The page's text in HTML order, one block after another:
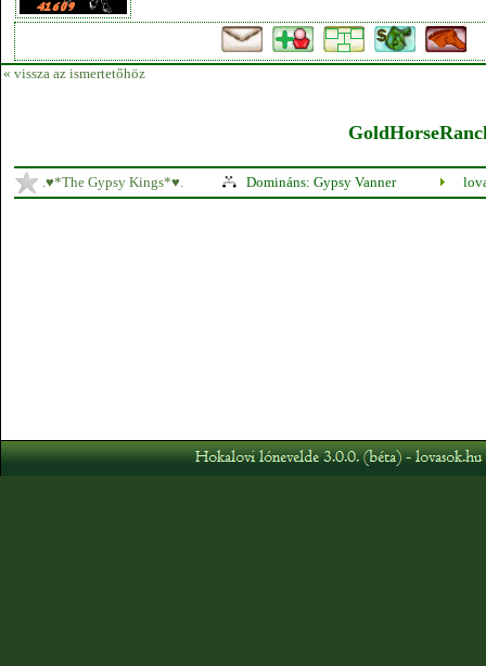
« vissza az ismertetőhöz
.♥*The Gypsy Kings*♥. Domináns: Gypsy Vanner